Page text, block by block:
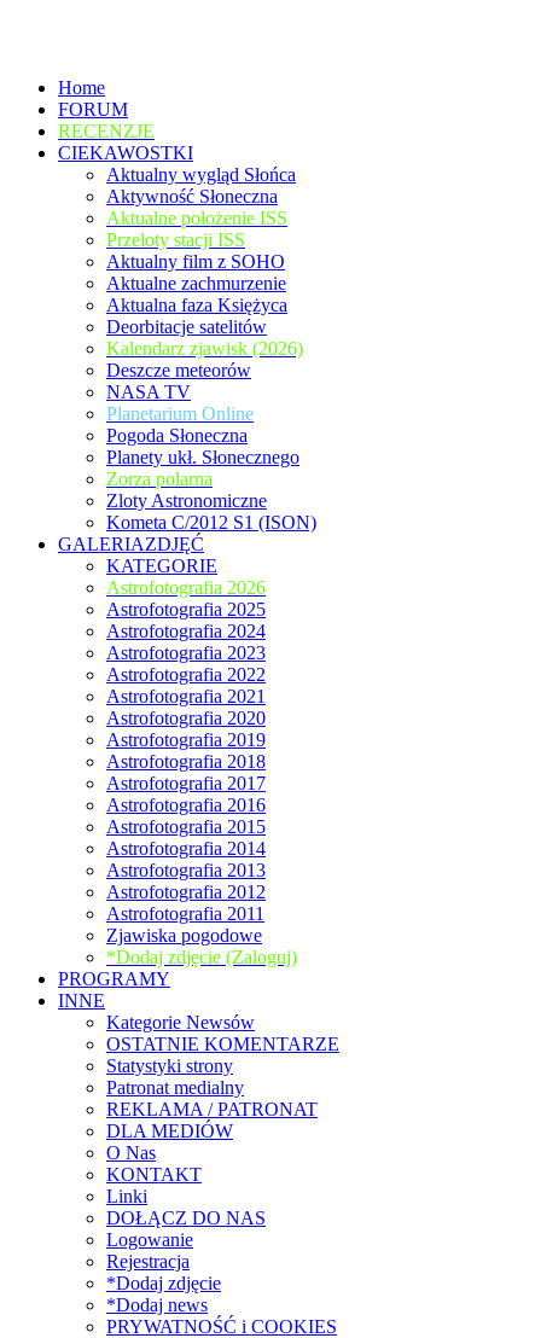
Home
FORUM
RECENZJE
CIEKAWOSTKI
Aktualny wygląd Słońca
Aktywność Słoneczna
Aktualne położenie ISS
Przeloty stacji ISS
Aktualny film z SOHO
Aktualne zachmurzenie
Aktualna faza Księżyca
Deorbitacje satelitów
Kalendarz zjawisk (2026)
Deszcze meteorów
NASA TV
Planetarium Online
Pogoda Słoneczna
Planety ukł. Słonecznego
Zorza polarna
Zloty Astronomiczne
Kometa C/2012 S1 (ISON)
GALERIAZDJĘĆ
KATEGORIE
Astrofotografia 2026
Astrofotografia 2025
Astrofotografia 2024
Astrofotografia 2023
Astrofotografia 2022
Astrofotografia 2021
Astrofotografia 2020
Astrofotografia 2019
Astrofotografia 2018
Astrofotografia 2017
Astrofotografia 2016
Astrofotografia 2015
Astrofotografia 2014
Astrofotografia 2013
Astrofotografia 2012
Astrofotografia 2011
Zjawiska pogodowe
*Dodaj zdjęcie (Zaloguj)
PROGRAMY
INNE
Kategorie Newsów
OSTATNIE KOMENTARZE
Statystyki strony
Patronat medialny
REKLAMA / PATRONAT
DLA MEDIÓW
O Nas
KONTAKT
Linki
DOŁĄCZ DO NAS
Logowanie
Rejestracja
*Dodaj zdjęcie
*Dodaj news
PRYWATNOŚĆ i COOKIES